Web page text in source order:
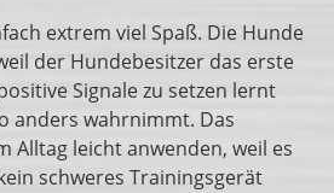
extrem viel Spaß. Die Hunde
der Hundebesitzer das erste
Signale zu setzen lernt
anders wahrnimmt. Das
Alltag leicht anwenden, weil es
schweres Trainingsgerät